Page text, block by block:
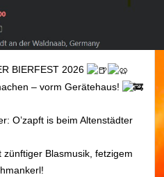
BIERFEST 2026
– vorm Gerätehaus!
O’zapft is beim Altenstädter
zünftiger Blasmusik, fetzigem